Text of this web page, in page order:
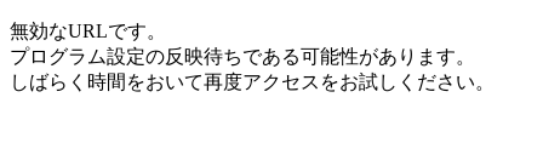
無効なURLです。
プログラム設定の反映待ちである可能性があります。
しばらく時間をおいて再度アクセスをお試しください。